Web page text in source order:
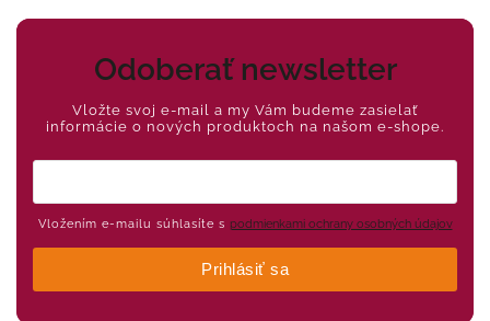
Odoberať newsletter
Vložte svoj e-mail a my Vám budeme zasielať
informácie o nových produktoch na našom e-shope.
Vložením e-mailu súhlasíte s podmienkami ochrany osobných údajov
Prihlásiť sa